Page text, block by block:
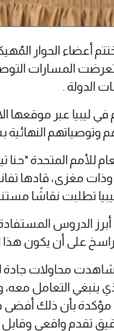
2026(وال)- اختتم أعضاء
المسارات
الدولة .
ليبيا عبر موقعها
النهائية
للأمم المتحدة "حنا
مغزى، قادها
تطلبت نقاشًا
الدروس
على أن يكون هذا
محاولات جادة
ينبغي التعامل
، مؤكدة بأن ذلك
تقدم واقعي وقابل